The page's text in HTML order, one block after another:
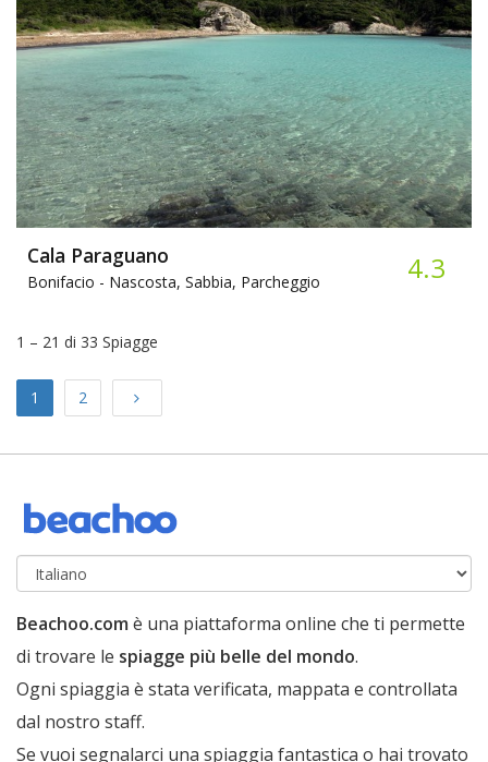
Cala Paraguano
Bonifacio - Nascosta, Sabbia, Parcheggio 4.3
1 – 21 di 33 Spiagge
1 2 Next
Beachoo.com è una piattaforma online che ti permette
di trovare le spiagge più belle del mondo.
Ogni spiaggia è stata verificata, mappata e controllata
dal nostro staff.
Se vuoi segnalarci una spiaggia fantastica o hai trovato